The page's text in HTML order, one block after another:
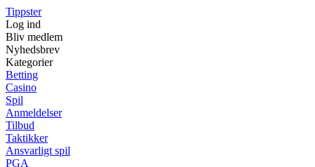
Tippster
Log ind
Bliv medlem
Nyhedsbrev
Kategorier
Betting
Casino
Spil
Anmeldelser
Tilbud
Taktikker
Ansvarligt spil
PGA